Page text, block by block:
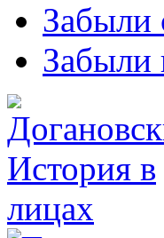
Забыли
Забыли